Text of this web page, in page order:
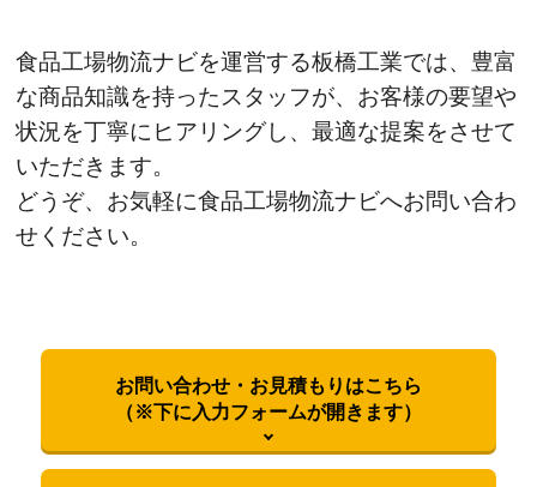
食品工場物流ナビを運営する板橋工業では、豊富
な商品知識を持ったスタッフが、お客様の要望や
状況を丁寧にヒアリングし、最適な提案をさせて
いただきます。
どうぞ、お気軽に食品工場物流ナビへお問い合わ
せください。
お問い合わせ・お見積もりはこちら
（※下に入力フォームが開きます）